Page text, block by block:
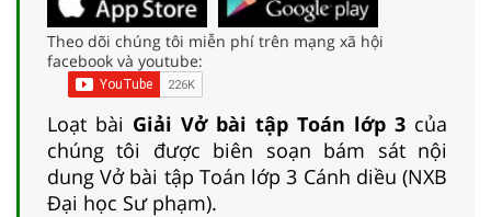
Theo dõi chúng tôi miễn phí trên mạng xã hội
facebook và youtube:
Loạt bài Giải Vở bài tập Toán lớp 3 của
chúng tôi được biên soạn bám sát nội
dung Vở bài tập Toán lớp 3 Cánh diều (NXB
Đại học Sư phạm).